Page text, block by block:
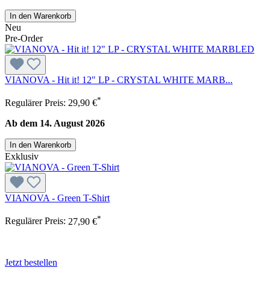
In den Warenkorb
Neu
Pre-Order
VIANOVA - Hit it! 12" LP - CRYSTAL WHITE MARB...
Regulärer Preis: 29,90 €*
Ab dem 14. August 2026
In den Warenkorb
Exklusiv
VIANOVA - Green T-Shirt
Regulärer Preis: 27,90 €*
Jetzt bestellen